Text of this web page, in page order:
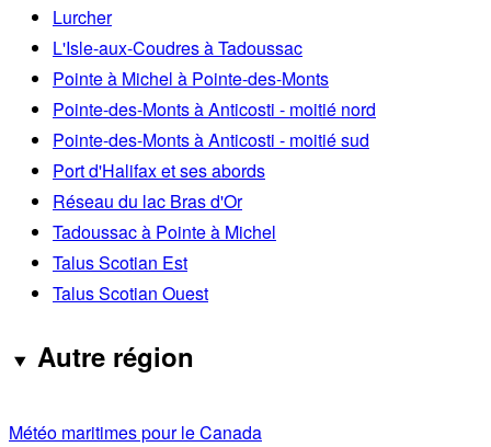
Lurcher
L'Isle-aux-Coudres à Tadoussac
Pointe à Michel à Pointe-des-Monts
Pointe-des-Monts à Anticosti - moitié nord
Pointe-des-Monts à Anticosti - moitié sud
Port d'Halifax et ses abords
Réseau du lac Bras d'Or
Tadoussac à Pointe à Michel
Talus Scotian Est
Talus Scotian Ouest
Autre région
Météo maritimes pour le Canada